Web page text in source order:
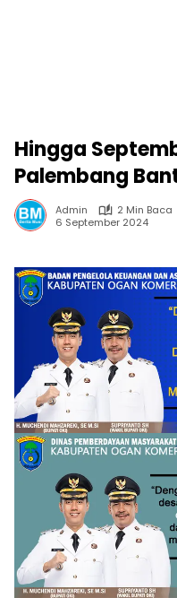
Hingga
Palembang
Admin
2 Min Baca
6 September 2024